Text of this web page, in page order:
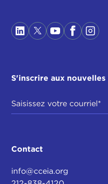
S'inscrire aux
Contact
info@cceia.org